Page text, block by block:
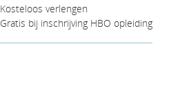
Kosteloos verlengen
Gratis bij inschrijving HBO opleiding